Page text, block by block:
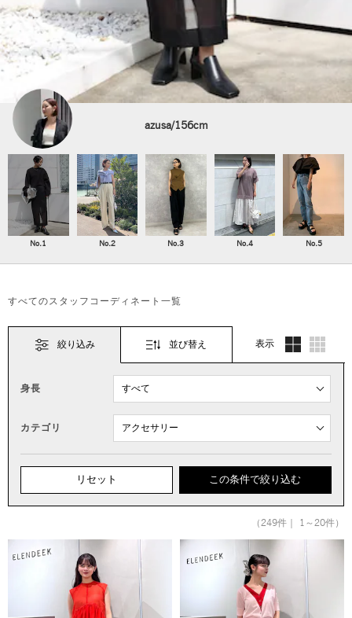
azusa/156cm
No.1 No.2 No.3 No.4 No.5
すべてのスタッフコーディネート一覧
絞り込み 並び替え 表示
身長
カテゴリ
リセット この条件で絞り込む
（249件｜ 1～20件）